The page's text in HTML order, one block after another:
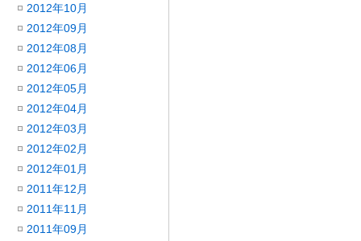
2012年10月
2012年09月
2012年08月
2012年06月
2012年05月
2012年04月
2012年03月
2012年02月
2012年01月
2011年12月
2011年11月
2011年09月